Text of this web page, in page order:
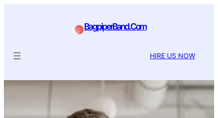
BagpiperBand.Com
HIRE US NOW